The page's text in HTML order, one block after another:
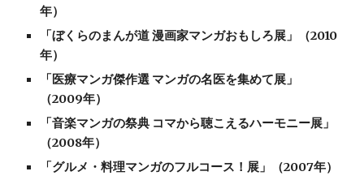
年）
「ぼくらのまんが道 漫画家マンガおもしろ展」（2010
年）
「医療マンガ傑作選 マンガの名医を集めて展」
（2009年）
「音楽マンガの祭典 コマから聴こえるハーモニー展」
（2008年）
「グルメ・料理マンガのフルコース！展」（2007年）